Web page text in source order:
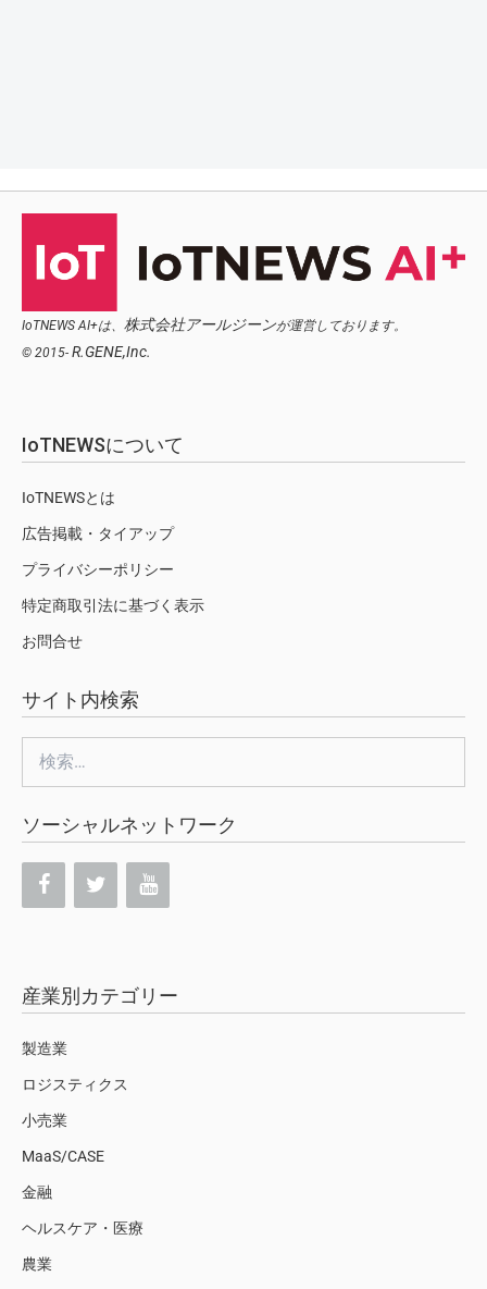
IoTNEWS AI+は、 株式会社アールジーンが運営しております。
© 2015- R.GENE,Inc.
IoTNEWSについて
IoTNEWSとは
広告掲載・タイアップ
プライバシーポリシー
特定商取引法に基づく表示
お問合せ
サイト内検索
索:
ソーシャルネットワーク
産業別カテゴリー
製造業
ロジスティクス
小売業
MaaS/CASE
金融
ヘルスケア・医療
農業